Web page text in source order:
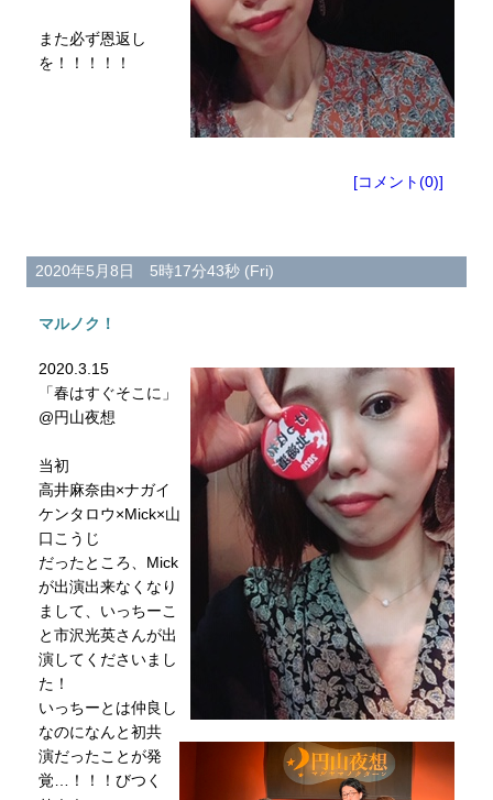
また必ず恩返し
を！！！！！
[コメント(0)]
2020年5月8日 5時17分43秒 (Fri)
マルノク！
2020.3.15
「春はすぐそこに」
@円山夜想
当初
高井麻奈由×ナガイ
ケンタロウ×Mick×山
口こうじ
だったところ、Mick
が出演出来なくなり
まして、いっちーこ
と市沢光英さんが出
演してくださいまし
た！
いっちーとは仲良し
なのになんと初共
演だったことが発
覚…！！！びつく